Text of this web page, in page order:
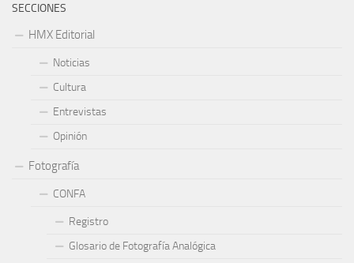
SECCIONES
HMX Editorial
Noticias
Cultura
Entrevistas
Opinión
Fotografía
CONFA
Registro
Glosario de Fotografía Analógica